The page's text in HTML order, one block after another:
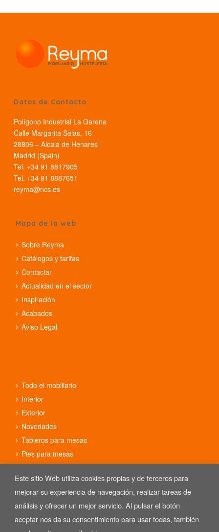
Datos de Contacto
Polígono Industrial La Garena
Calle Margarita Salas, 16
28806 – Alcalá de Henares
Madrid (Spain)
Tel. +34 91 8817905
Tel. +34 91 8887651
reyma@ncs.es
Mapa de la web
Sobre Reyma
Catálogos y tarifas
Contactar
Actualidad en el sector
Inspiración
Acabados
Aviso Legal
Todo el mobiliario
Interior
Exterior
Novedades
Tableros para mesas
Pies para mesas
Conjuntos
Copyright © 2025 REYMA mobiliario de hostelería. Las Imágenes de
Este sitio Web utiliza cookies propias y de terceros para
mejorar su experiencia de navegación, realizar tareas de
análisis y ofrecer un mejor servicio. Al pulsar el botón
aceptar nos da su consentimiento para usar todas, también